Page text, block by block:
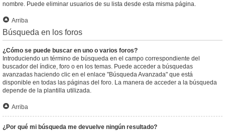
nombre. Puede eliminar usuarios de su lista desde esta misma página.
Arriba
Búsqueda en los foros
¿Cómo se puede buscar en uno o varios foros?
Introduciendo un término de búsqueda en el campo correspondiente del
buscador del índice, foro o en los temas. Puede acceder a búsquedas
avanzadas haciendo clic en el enlace "Búsqueda Avanzada" que está
disponible en todas las páginas del foro. La manera de acceder a la búsqueda
depende de la plantilla utilizada.
Arriba
¿Por qué mi búsqueda me devuelve ningún resultado?